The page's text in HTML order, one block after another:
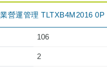
營運管理 TLTXB4M2016 0P
106
2